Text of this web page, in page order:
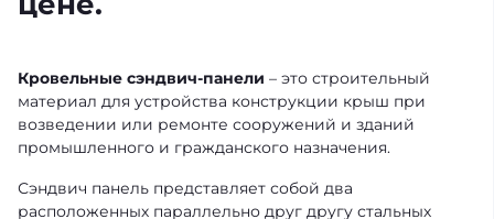
Кровельные сэндвич-панели – это строительный
материал для устройства конструкции крыш при
возведении или ремонте сооружений и зданий
промышленного и гражданского назначения.
Сэндвич панель представляет собой два
расположенных параллельно друг другу стальных